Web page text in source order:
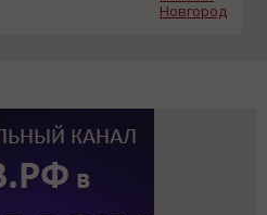
Новгород